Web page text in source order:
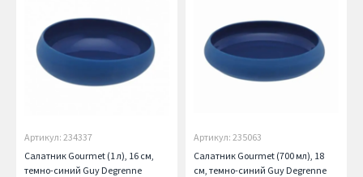
Артикул: 234337
Салатник Gourmet (1 л), 16 см,
темно-синий Guy Degrenne
Артикул: 235063
Салатник Gourmet (700 мл), 18
см, темно-синий Guy Degrenne